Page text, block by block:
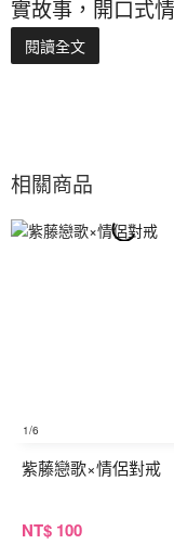
實故事，開口式
閱讀全文
相關商品
1/6
紫藤戀歌×情侶對戒
NT$ 100